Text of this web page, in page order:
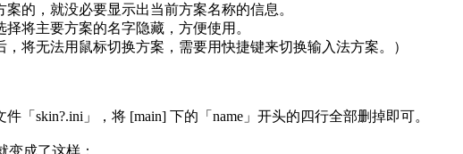
案的，就没必要显示出当前方案名称的信息。
将主要方案的名字隐藏，方便使用。
，将无法用鼠标切换方案，需要用快捷键来切换输入法方案。）
「skin?.ini」，将 [main] 下的「name」开头的四行全部删掉即可。